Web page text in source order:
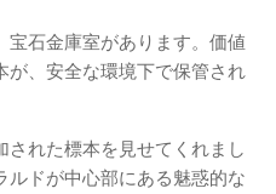
宝石金庫室があります。価値
が、安全な環境下で保管され
れた標本を見せてくれまし
ルドが中心部にある魅惑的な